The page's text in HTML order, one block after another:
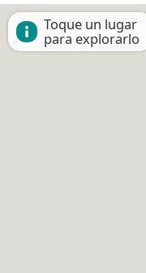
Toque un lugar
para explorarlo